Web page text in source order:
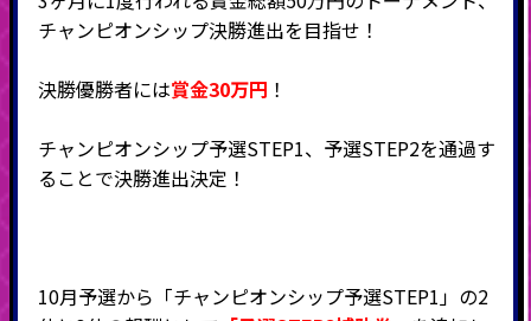
チャンピオンシップ決勝進出を目指せ！
決勝優勝者には賞金30万円 ！
チャンピオンシップ予選STEP1、予選STEP2を通過す
ることで決勝進出決定！
10月予選から「チャンピオンシップ予選STEP1」の2